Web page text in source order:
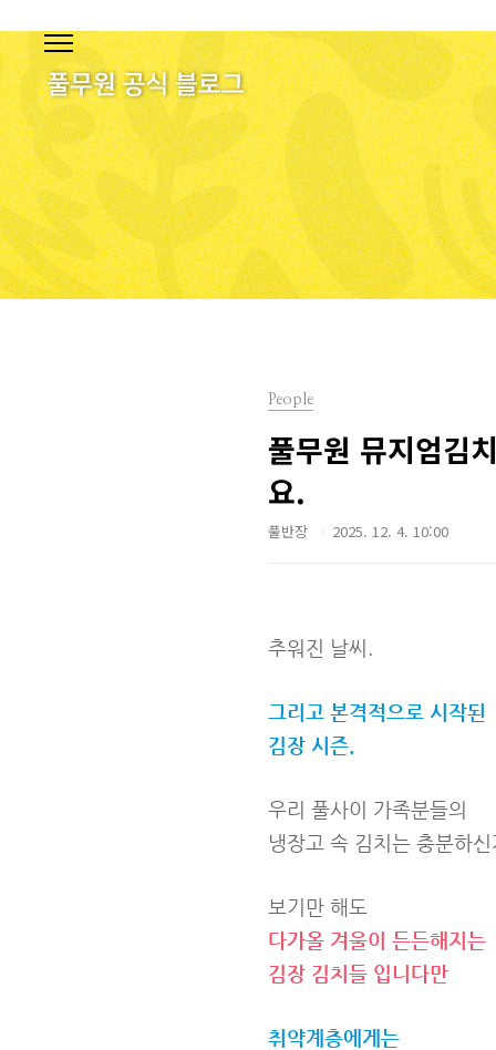
People
풀무원 뮤지엄김
요.
풀반장 2025. 12. 4. 10:00
추워진 날씨.
그리고 본격적으로 시작된
김장 시즌.
우리 풀사이 가족분들의
냉장고 속 김치는 충분하
보기만 해도
다가올 겨울이 든든해지는
김장 김치들 입니다만
취약계층에게는